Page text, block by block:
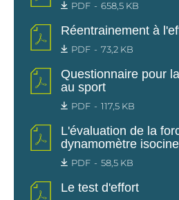
PDF 658,5 KB
Réentrainement à
PDF 73,2 KB
Questionnaire pour
au sport
PDF 117,5 KB
L'évaluation de la
dynamomètre
PDF 58,5 KB
Le test d'effort